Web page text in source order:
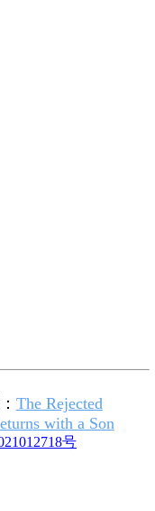
The Rejected
with a Son
号